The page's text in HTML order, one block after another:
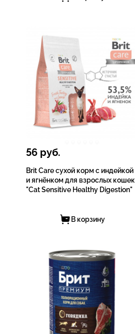
56 руб.
Brit Care сухой корм с индейкой
и ягнёнком для взрослых кошек
"Cat Sensitive Healthy Digestion"
В корзину